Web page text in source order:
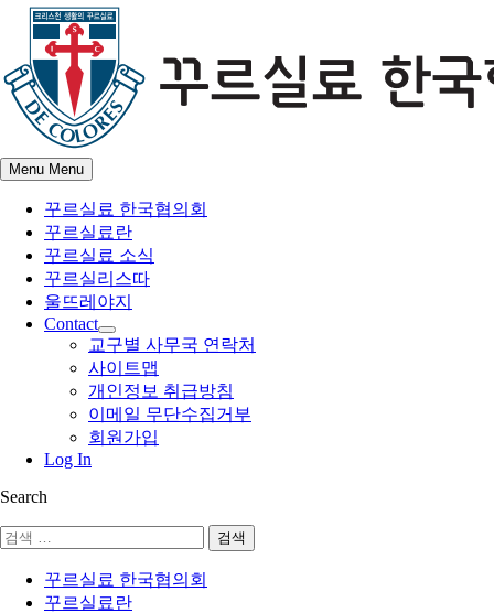
Skip
content
Menu Menu
꾸르실료 한국협의회
꾸르실료란
꾸르실료 소식
꾸르실리스따
울뜨레야지
Contact
Show
sub
menu
교구별 사무국 연락처
사이트맵
개인정보 취급방침
이메일 무단수집거부
회원가입
Log In
Search
검
꾸르실료 한국협의회
꾸르실료란